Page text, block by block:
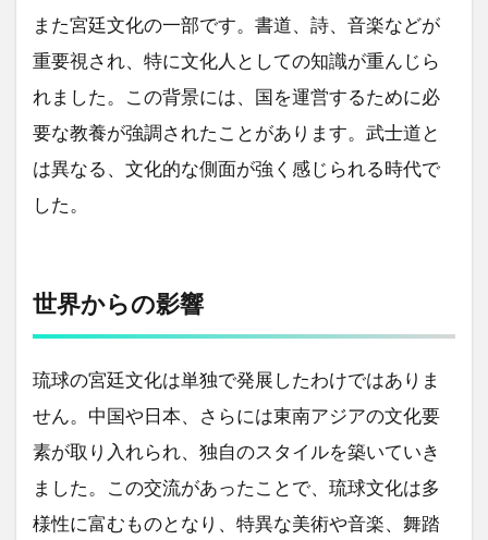
また宮廷文化の一部です。書道、詩、音楽などが
重要視され、特に文化人としての知識が重んじら
れました。この背景には、国を運営するために必
要な教養が強調されたことがあります。武士道と
は異なる、文化的な側面が強く感じられる時代で
した。
世界からの影響
琉球の宮廷文化は単独で発展したわけではありま
せん。中国や日本、さらには東南アジアの文化要
素が取り入れられ、独自のスタイルを築いていき
ました。この交流があったことで、琉球文化は多
様性に富むものとなり、特異な美術や音楽、舞踏